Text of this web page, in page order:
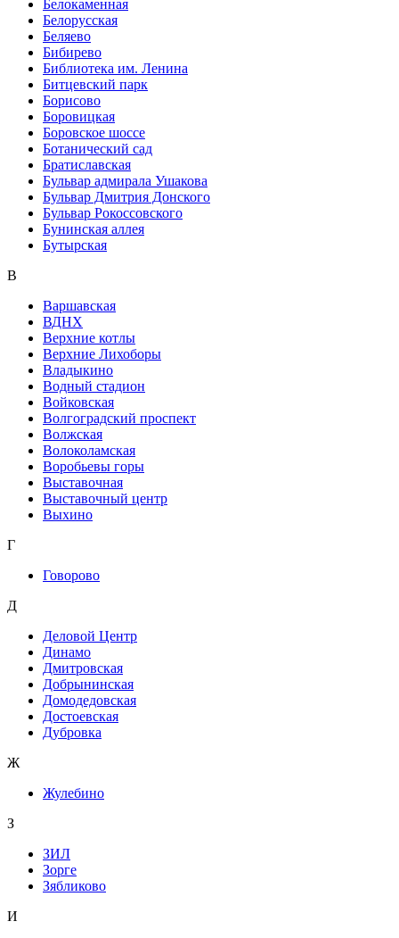
Белокаменная
Белорусская
Беляево
Бибирево
Библиотека им. Ленина
Битцевский парк
Борисово
Боровицкая
Боровское шоссе
Ботанический сад
Братиславская
Бульвар адмирала Ушакова
Бульвар Дмитрия Донского
Бульвар Рокоссовского
Бунинская аллея
Бутырская
В
Варшавская
ВДНХ
Верхние котлы
Верхние Лихоборы
Владыкино
Водный стадион
Войковская
Волгоградский проспект
Волжская
Волоколамская
Воробьевы горы
Выставочная
Выставочный центр
Выхино
Г
Говорово
Д
Деловой Центр
Динамо
Дмитровская
Добрынинская
Домодедовская
Достоевская
Дубровка
Ж
Жулебино
З
ЗИЛ
Зорге
Зябликово
И